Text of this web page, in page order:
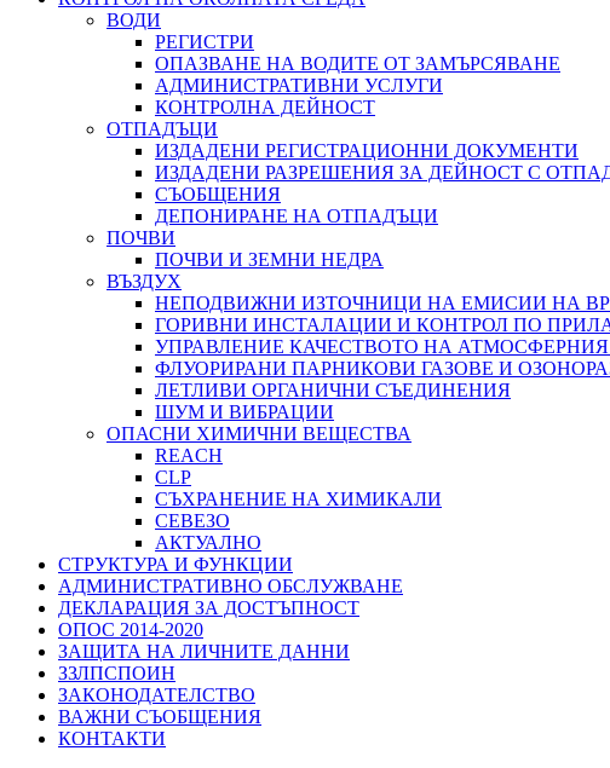
ВОДИ
РЕГИСТРИ
ОПАЗВАНЕ НА ВОДИТЕ ОТ ЗАМЪРСЯВАНЕ
АДМИНИСТРАТИВНИ УСЛУГИ
КОНТРОЛНА ДЕЙНОСТ
ОТПАДЪЦИ
ИЗДАДЕНИ РЕГИСТРАЦИОННИ ДОКУМЕНТИ
ИЗДАДЕНИ РАЗРЕШЕНИЯ ЗА ДЕЙНОСТ С
СЪОБЩЕНИЯ
ДЕПОНИРАНЕ НА ОТПАДЪЦИ
ПОЧВИ
ПОЧВИ И ЗЕМНИ НЕДРА
ВЪЗДУХ
НЕПОДВИЖНИ ИЗТОЧНИЦИ НА ЕМИСИИ НА
ГОРИВНИ ИНСТАЛАЦИИ И КОНТРОЛ ПО
УПРАВЛЕНИЕ КАЧЕСТВОТО НА АТМОСФЕРНИЯ
ФЛУОРИРАНИ ПАРНИКОВИ ГАЗОВЕ И
ЛЕТЛИВИ ОРГАНИЧНИ СЪЕДИНЕНИЯ
ШУМ И ВИБРАЦИИ
ОПАСНИ ХИМИЧНИ ВЕЩЕСТВА
REACH
CLP
СЪХРАНЕНИЕ НА ХИМИКАЛИ
СЕВЕЗО
АКТУАЛНО
СТРУКТУРА И ФУНКЦИИ
АДМИНИСТРАТИВНО ОБСЛУЖВАНЕ
ДЕКЛАРАЦИЯ ЗА ДОСТЪПНОСТ
ОПОС 2014-2020
ЗАЩИТА НА ЛИЧНИТЕ ДАННИ
ЗЗЛПСПОИН
ЗАКОНОДАТЕЛСТВО
ВАЖНИ СЪОБЩЕНИЯ
КОНТАКТИ